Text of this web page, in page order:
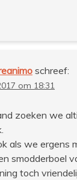
schreef:
om 18:31
zoeken we
als we ergens
smodderboel
toch